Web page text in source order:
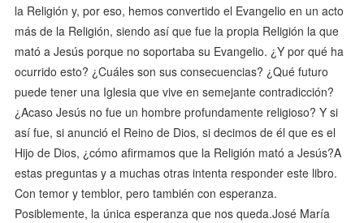
la Religión y, por eso, hemos convertido el Evangelio en un acto
más de la Religión, siendo así que fue la propia Religión la que
mató a Jesús porque no soportaba su Evangelio. ¿Y por qué ha
ocurrido esto? ¿Cuáles son sus consecuencias? ¿Qué futuro
puede tener una Iglesia que vive en semejante contradicción?
¿Acaso Jesús no fue un hombre profundamente religioso? Y si
así fue, si anunció el Reino de Dios, si decimos de él que es el
Hijo de Dios, ¿cómo afirmamos que la Religión mató a Jesús?A
estas preguntas y a muchas otras intenta responder este libro.
Con temor y temblor, pero también con esperanza.
Posiblemente, la única esperanza que nos queda.José María